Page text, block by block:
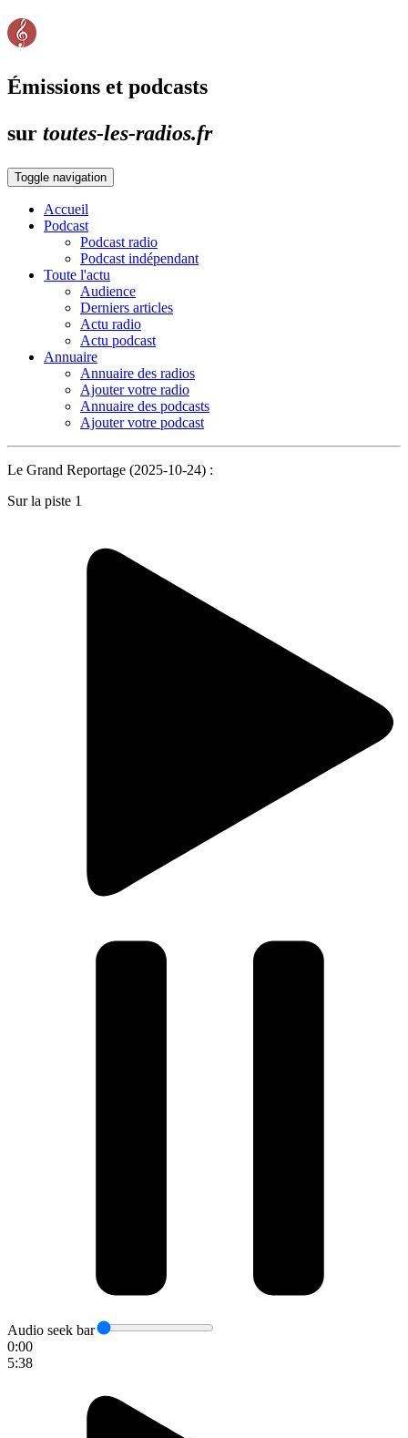
Émissions et podcasts
sur toutes-les-radios.fr
Toggle navigation
Accueil
Podcast
Podcast radio
Podcast indépendant
Toute l'actu
Audience
Derniers articles
Actu radio
Actu podcast
Annuaire
Annuaire des radios
Ajouter votre radio
Annuaire des podcasts
Ajouter votre podcast
Le Grand Reportage (2025-10-24) :
Sur la piste 1
Audio seek bar
0:00
5:38